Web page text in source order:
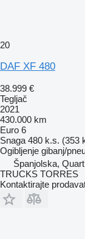
20
DAF XF 480
38.999 €
Tegljač
2021
430.000 km
Euro 6
Snaga 480 k.s. (353
Ogibljenje gibanj/
Španjolska,
TRUCKS TORRES
Kontaktirajte